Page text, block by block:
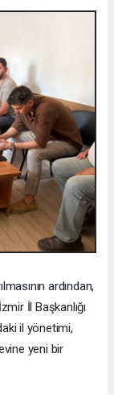
ardından,
İl Başkanlığı
il yönetimi,
yeni bir